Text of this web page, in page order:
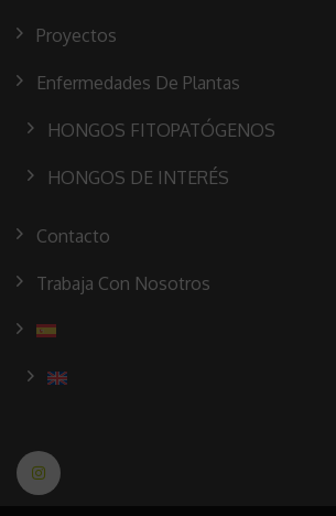
Proyectos
Enfermedades De Plantas
HONGOS FITOPATÓGENOS
HONGOS DE INTERÉS
Contacto
Trabaja Con Nosotros